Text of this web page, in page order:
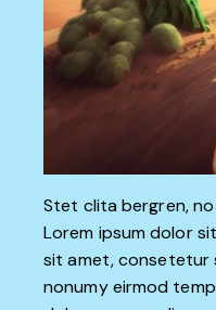
Stet clita bergren,
Lorem ipsum dolor
sit amet, consetetur
nonumy eirmod